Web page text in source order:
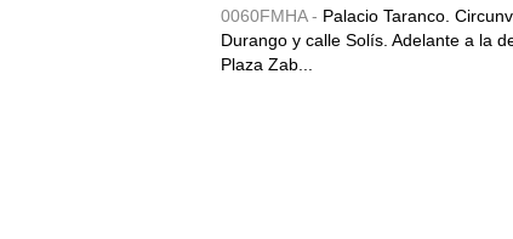
0060FMHA - Palacio Taranco.
Durango y calle Solís. Adelante a la
Plaza Zab...